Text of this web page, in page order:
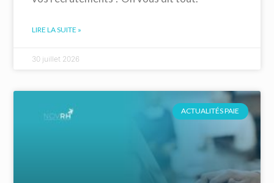
LIRE LA SUITE »
30 juillet 2026
ACTUALITÉS PAIE